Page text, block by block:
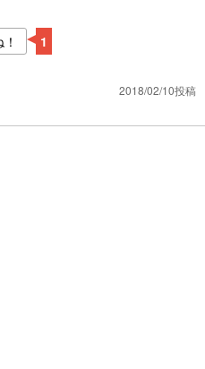
1
2018/02/10投稿